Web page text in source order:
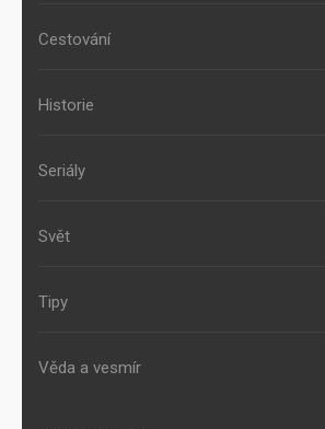
Cestování
Historie
Seriály
Svět
Tipy
Věda a vesmír